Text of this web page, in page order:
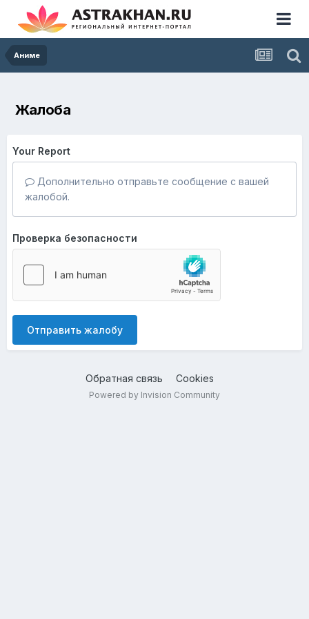
Аниме
Жалоба
Your Report
Дополнительно отправьте сообщение с вашей
жалобой.
Проверка безопасности
Отправить жалобу
Обратная связь Cookies
Powered by Invision Community